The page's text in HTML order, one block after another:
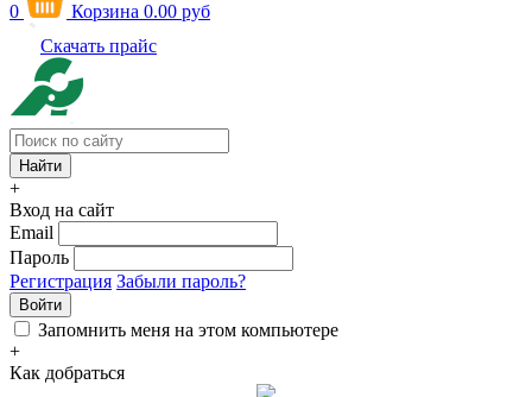
0 Корзина 0.00 руб
Скачать прайс
+
Вход на сайт
Email
Пароль
Регистрация Забыли пароль?
Войти
Запомнить меня на этом компьютере
+
Как добраться